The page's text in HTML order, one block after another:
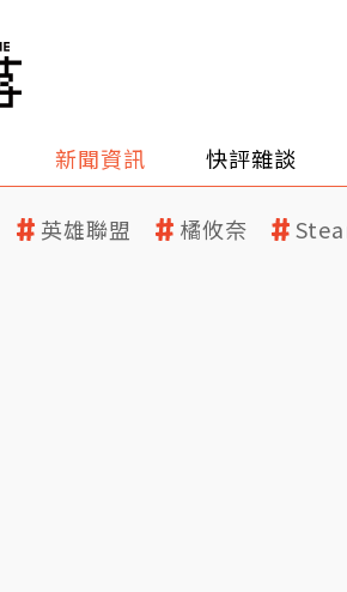
新聞資訊 快評雜談
英雄聯盟 橘攸奈